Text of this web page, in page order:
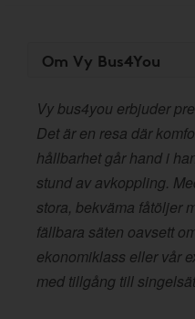
Om Vy Bus4You
Vy bus4you erbjuder
Det är en resa där
hållbarhet går hand i
stund av avkoppling.
stora, bekväma fåtöljer
fällbara säten oavsett
ekonomiklass eller vår
med tillgång till